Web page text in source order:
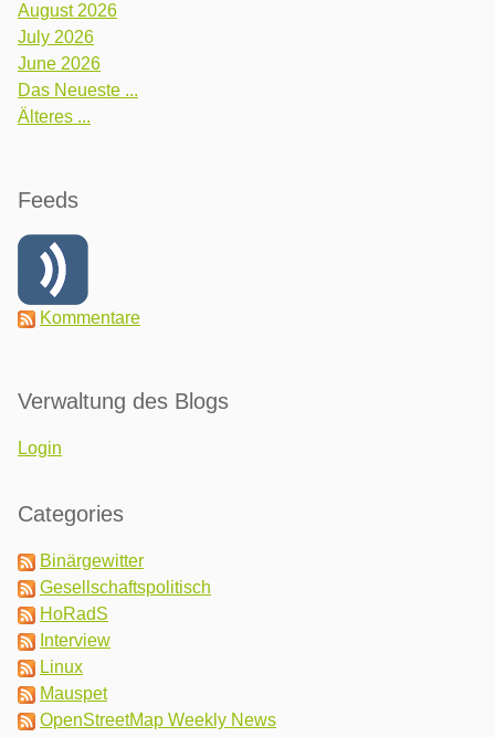
August 2026
July 2026
June 2026
Das Neueste ...
Älteres ...
Feeds
Kommentare
Verwaltung des Blogs
Login
Categories
Binärgewitter
Gesellschaftspolitisch
HoRadS
Interview
Linux
Mauspet
OpenStreetMap Weekly News